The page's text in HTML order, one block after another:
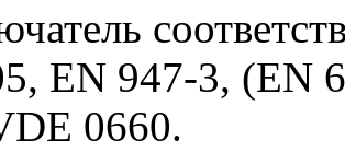
EN 947-3, (EN
0660.